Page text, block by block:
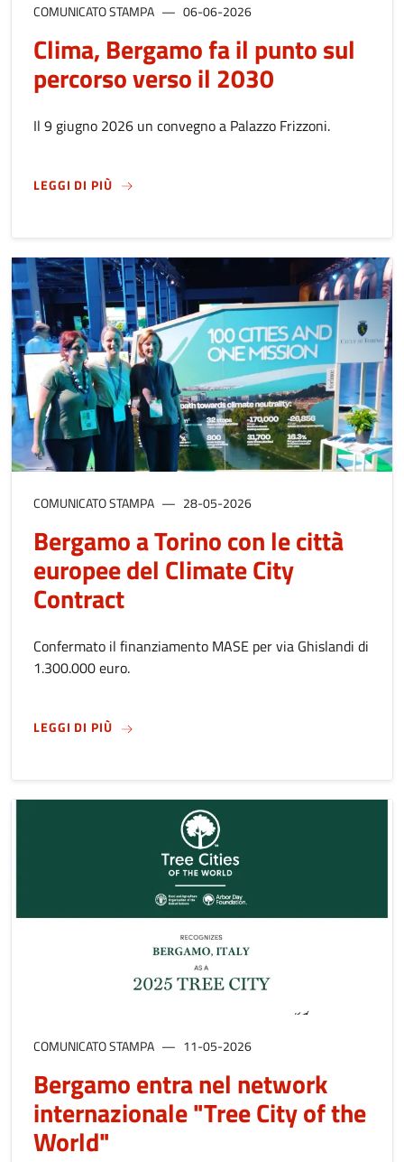
COMUNICATO STAMPA 06-06-2026
Clima, Bergamo fa il punto sul
percorso verso il 2030
Il 9 giugno 2026 un convegno a Palazzo Frizzoni.
LEGGI DI PIÙSUCLIMA, BERGAMO FA IL PUNTO SUL
COMUNICATO STAMPA 28-05-2026
Bergamo a Torino con le città
europee del Climate City
Contract
Confermato il finanziamento MASE per via Ghislandi di
1.300.000 euro.
LEGGI DI PIÙSUBERGAMO A TORINO CON LE CITTÀ
COMUNICATO STAMPA 11-05-2026
Bergamo entra nel network
internazionale "Tree City of the
World"